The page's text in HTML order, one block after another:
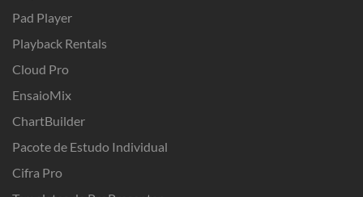
Pad Player
Playback Rentals
Cloud Pro
EnsaioMix
ChartBuilder
Pacote de Estudo Individual
Cifra Pro